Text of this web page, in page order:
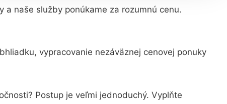
a naše služby ponúkame za rozumnú cenu.
vypracovanie nezáväznej cenovej ponuky
Postup je veľmi jednoduchý. Vyplňte